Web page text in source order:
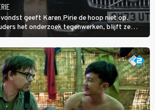
vondst geeft Karen Pirie de hoop niet op.
het onderzoek tegenwerken, blijft ze
In deze slotaflevering van Karen Pirie leidt het
Italië naar Malta.